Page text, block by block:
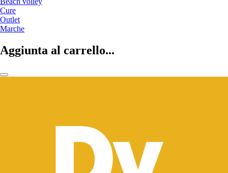
Cure
Outlet
Marche
Aggiunta al carrello...